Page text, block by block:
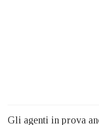
Gli agenti in prova